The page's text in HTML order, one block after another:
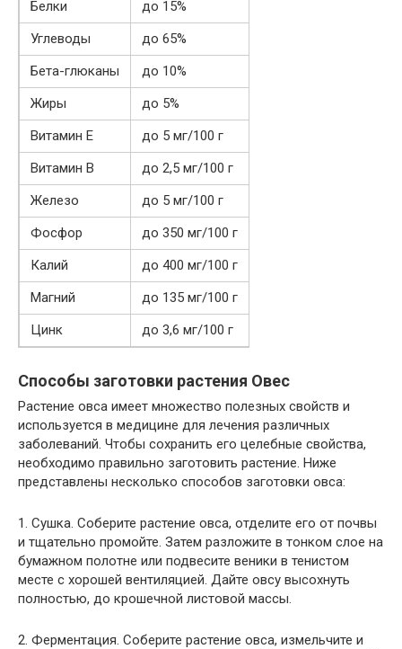
Белки
до 15%
Углеводы
до 65%
Бета-глюканы
до 10%
Жиры
до 5%
Витамин Е
до 5 мг/100 г
Витамин В
до 2,5 мг/100 г
Железо
до 5 мг/100 г
Фосфор
до 350 мг/100 г
Калий
до 400 мг/100 г
Магний
до 135 мг/100 г
Цинк
до 3,6 мг/100 г
Способы заготовки растения Овес
Растение овса имеет множество полезных свойств и
используется в медицине для лечения различных
заболеваний. Чтобы сохранить его целебные свойства,
необходимо правильно заготовить растение. Ниже
представлены несколько способов заготовки овса:
1. Сушка. Соберите растение овса, отделите его от почвы
и тщательно промойте. Затем разложите в тонком слое на
бумажном полотне или подвесите веники в тенистом
месте с хорошей вентиляцией. Дайте овсу высохнуть
полностью, до крошечной листовой массы.
2. Ферментация. Соберите растение овса, измельчите и